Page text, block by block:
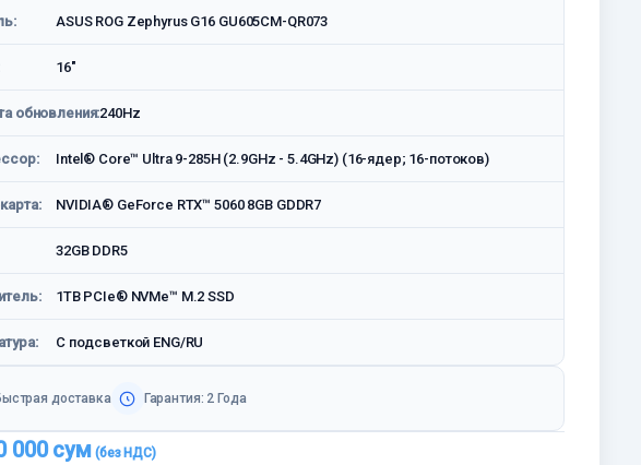
ASUS ROG Zephyrus G16 GU605CM-QR073
16"
обновления:240Hz
Intel® Core™ Ultra 9-285H (2.9GHz - 5.4GHz) (16-ядер; 16-потоков)
NVIDIA® GeForce RTX™ 5060 8GB GDDR7
32GB DDR5
1TB PCIe® NVMe™ M.2 SSD
С подсветкой ENG/RU
доставка Гарантия: 2 Года
000сум